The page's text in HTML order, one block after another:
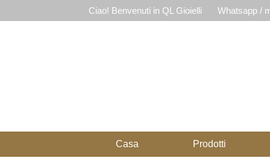
Ciao! Benvenuti in QL Gioielli Whatsapp /
Casa Prodotti